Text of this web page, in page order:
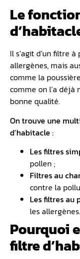
Le
Il s’agit d’un filtre
allergènes, mais
comme la
comme on l’a déjà
bonne qualité.
On trouve une
d’habitacle :
Les filtres
pollen ;
Filtres au
contre la
Les filtres au
les allergènes.
Pourquoi
filtre